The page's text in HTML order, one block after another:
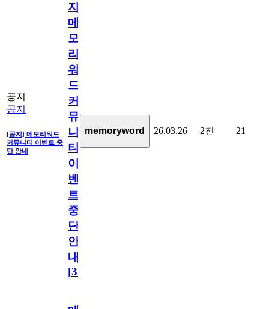
공지
공지
[공지] 메모리워드
커뮤니티 이벤트 중
단 안내
지]
메
모
리
워
드
커
뮤
니
티
이
벤
트
중
단
안
내
[31
memoryword 26.03.26 2천 21